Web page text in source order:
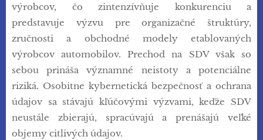
výrobcov, čo zintenzívňuje konkurenciu a
predstavuje výzvu pre organizačné štruktúry,
zručnosti a obchodné modely etablovaných
výrobcov automobilov. Prechod na SDV však so
sebou prináša významné neistoty a potenciálne
riziká. Osobitne kybernetická bezpečnosť a ochrana
údajov sa stávajú kľúčovými výzvami, keďže SDV
neustále zbierajú, spracúvajú a prenášajú veľké
objemy citlivých údajov.